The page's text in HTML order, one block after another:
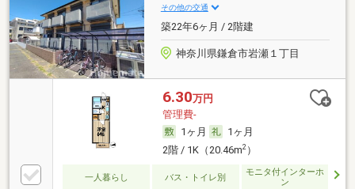
その他の交通
築22年6ヶ月 / 2階建
神奈川県鎌倉市岩瀬１丁目
6.30万円
管理費-
1ヶ月
1ヶ月
2階 / 1K（20.46m2）
一人暮らし バス・トイレ別
モニタ付インターホ
ン